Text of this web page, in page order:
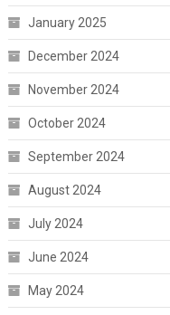
January 2025
December 2024
November 2024
October 2024
September 2024
August 2024
July 2024
June 2024
May 2024